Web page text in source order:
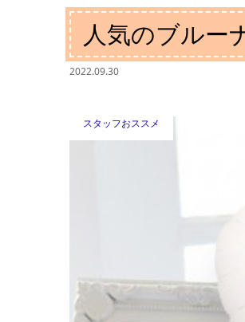
人気のブルー
2022.09.30
スタッフおススメ